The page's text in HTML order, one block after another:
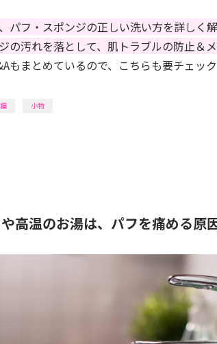
パフ・スポンジの正しい洗い方を詳しく解
の汚れを落として、肌トラブルの防止＆
もまとめているので、こちらも要チェック
小物
高温のお湯は、パフを痛める原